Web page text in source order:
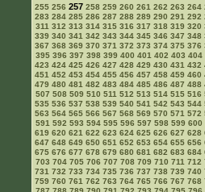
255 256 257258 259 260 261 262 263 264
283 284 285 286 287 288 289 290 291 292
311 312 313 314 315 316 317 318 319 320
339 340 341 342 343 344 345 346 347 348
367 368 369 370 371 372 373 374 375 376
395 396 397 398 399 400 401 402 403 404
423 424 425 426 427 428 429 430 431 432
451 452 453 454 455 456 457 458 459 460
479 480 481 482 483 484 485 486 487 488
507 508 509 510 511 512 513 514 515 516
535 536 537 538 539 540 541 542 543 544
563 564 565 566 567 568 569 570 571 572
591 592 593 594 595 596 597 598 599 600
619 620 621 622 623 624 625 626 627 628
647 648 649 650 651 652 653 654 655 656
675 676 677 678 679 680 681 682 683 684
703 704 705 706 707 708 709 710 711 712
731 732 733 734 735 736 737 738 739 740
759 760 761 762 763 764 765 766 767 768